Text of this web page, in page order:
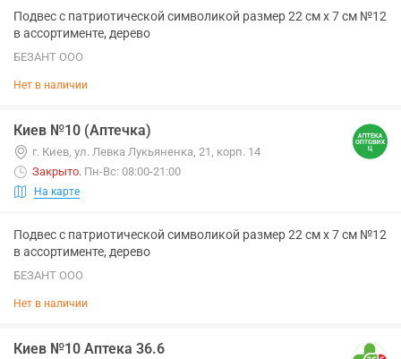
Подвес с патриотической символикой размер 22 см х 7 см №12
в ассортименте, дерево
БЕЗАНТ ООО
Нет в наличии
Киев №10 (Аптечка)
г. Киев, ул. Левка Лукьяненка, 21, корп. 14
Закрыто. Пн-Вс: 08:00-21:00
На карте
Подвес с патриотической символикой размер 22 см х 7 см №12
в ассортименте, дерево
БЕЗАНТ ООО
Нет в наличии
Киев №10 Аптека 36.6